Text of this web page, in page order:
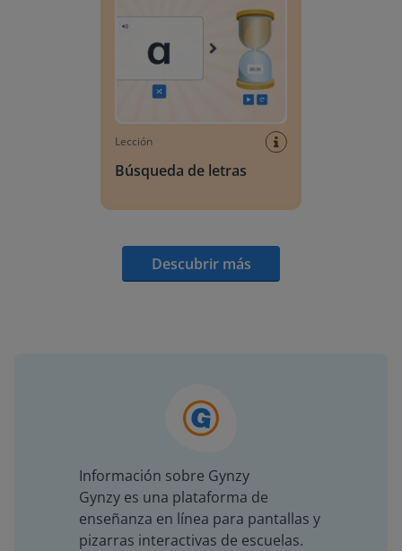
Lección
Búsqueda de letras
Descubrir más
Información sobre Gynzy
Gynzy es una plataforma de
enseñanza en línea para pantallas y
pizarras interactivas de escuelas.